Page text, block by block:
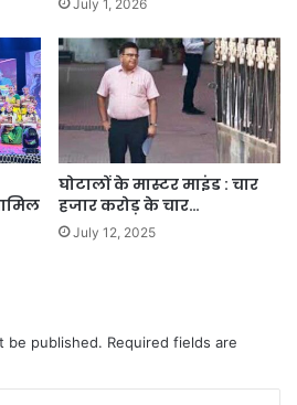
July 1, 2026
घोटालों के मास्टर माइंड : चार
हजार करोड़ के चार…
July 12, 2025
be published. Required fields are